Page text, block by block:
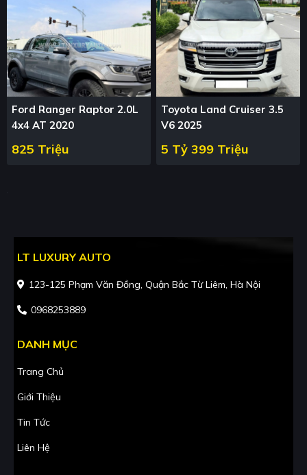
Ford Ranger Raptor 2.0L
4x4 AT 2020
825 Triệu
Toyota Land Cruiser 3.5
V6 2025
5 Tỷ 399 Triệu
LT LUXURY AUTO
123-125 Phạm Văn Đồng, Quận Bắc Từ Liêm, Hà Nội
0968253889
DANH MỤC
Trang Chủ
Giới Thiệu
Tin Tức
Liên Hệ